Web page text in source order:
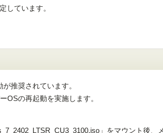
しています。
推奨されています。
OSの再起動を実施します。
」をマウント後、